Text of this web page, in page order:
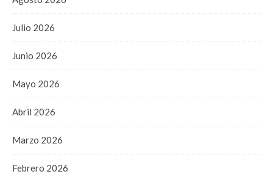
Julio 2026
Junio 2026
Mayo 2026
Abril 2026
Marzo 2026
Febrero 2026